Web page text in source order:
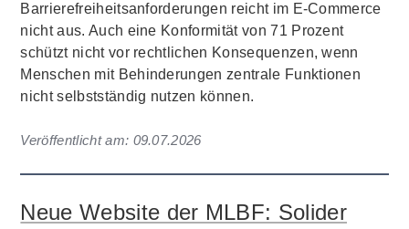
Barrierefreiheitsanforderungen reicht im E-Commerce
nicht aus. Auch eine Konformität von 71 Prozent
schützt nicht vor rechtlichen Konsequenzen, wenn
Menschen mit Behinderungen zentrale Funktionen
nicht selbstständig nutzen können.
Veröffentlicht am: 09.07.2026
Neue Website der MLBF: Solider